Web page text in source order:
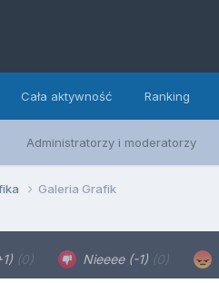
Administratorzy i moderatorzy
Cała aktywność Ranking
Galeria Grafik
(0) Nieeee (-1) (0)